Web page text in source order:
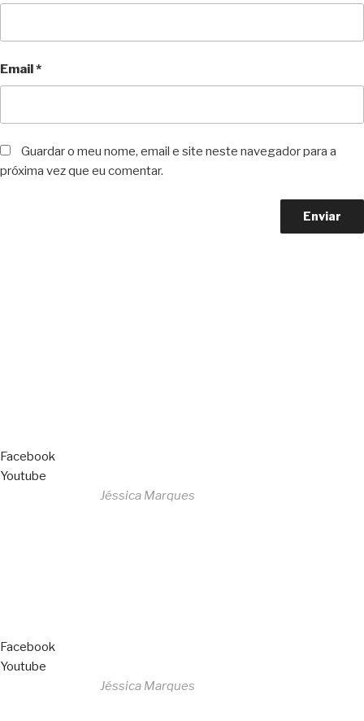
Email*
Guardar o meu nome, email e site neste navegador para a
próxima vez que eu comentar.
Facebook
Youtube
Jéssica Marques
Facebook
Youtube
Jéssica Marques